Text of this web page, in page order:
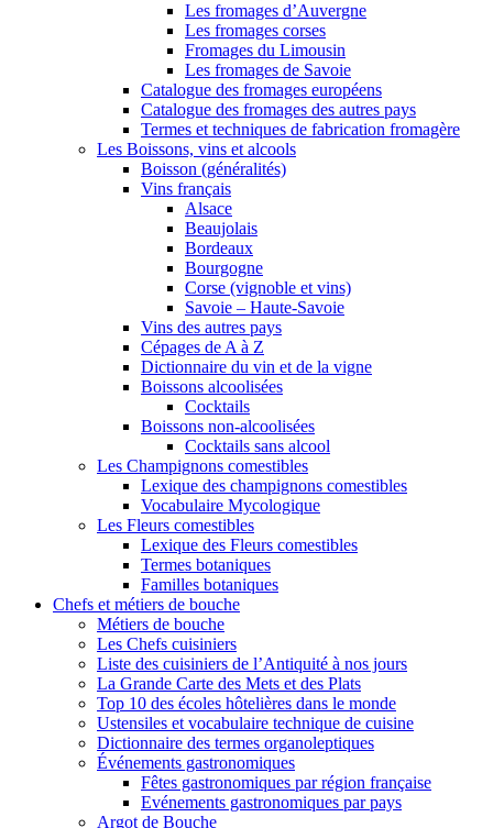
Les fromages d’Auvergne
Les fromages corses
Fromages du Limousin
Les fromages de Savoie
Catalogue des fromages européens
Catalogue des fromages des autres pays
Termes et techniques de fabrication fromagère
Les Boissons, vins et alcools
Boisson (généralités)
Vins français
Alsace
Beaujolais
Bordeaux
Bourgogne
Corse (vignoble et vins)
Savoie – Haute-Savoie
Vins des autres pays
Cépages de A à Z
Dictionnaire du vin et de la vigne
Boissons alcoolisées
Cocktails
Boissons non-alcoolisées
Cocktails sans alcool
Les Champignons comestibles
Lexique des champignons comestibles
Vocabulaire Mycologique
Les Fleurs comestibles
Lexique des Fleurs comestibles
Termes botaniques
Familles botaniques
Chefs et métiers de bouche
Métiers de bouche
Les Chefs cuisiniers
Liste des cuisiniers de l’Antiquité à nos jours
La Grande Carte des Mets et des Plats
Top 10 des écoles hôtelières dans le monde
Ustensiles et vocabulaire technique de cuisine
Dictionnaire des termes organoleptiques
Événements gastronomiques
Fêtes gastronomiques par région française
Evénements gastronomiques par pays
Argot de Bouche